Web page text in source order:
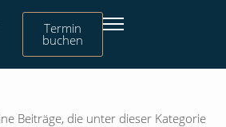
Termin
buchen
Beiträge, die unter dieser Kategorie